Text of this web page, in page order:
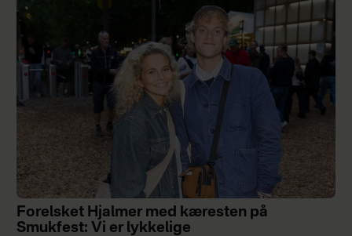
Forelsket Hjalmer med kæresten på
Smukfest: Vi er lykkelige